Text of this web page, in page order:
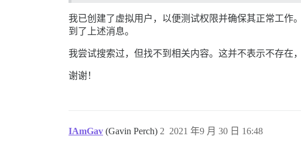
我已创建了虚拟用户，以便测试权限并确保其正常工作
到了上述消息。
我尝试搜索过，但找不到相关内容。这并不表示不存在
谢谢！
IAmGav (Gavin Perch) 2021 年9 月 30 日 16:48
2